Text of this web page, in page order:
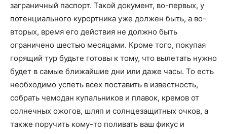
заграничный паспорт. Такой документ, во-первых, у
потенциального курортника уже должен быть, а во-
вторых, время его действия не должно быть
ограничено шестью месяцами. Кроме того, покупая
горящий тур будьте готовы к тому, что вылетать нужно
будет в самые ближайшие дни или даже часы. То есть
необходимо успеть всех поставить в известность,
собрать чемодан купальников и плавок, кремов от
солнечных ожогов, шляп и солнцезащитных очков, а
также поручить кому-то поливать ваш фикус и